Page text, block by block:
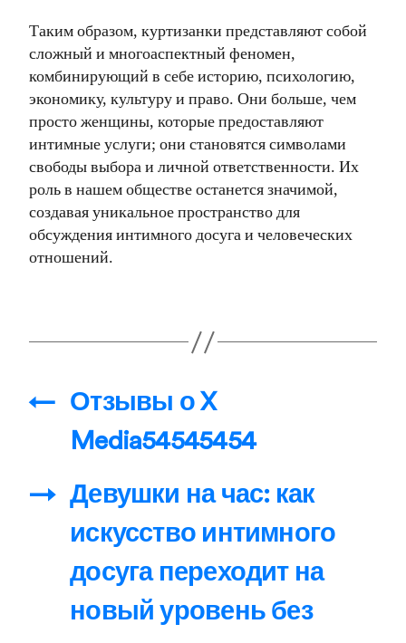
Таким образом, куртизанки представляют собой
сложный и многоаспектный феномен,
комбинирующий в себе историю, психологию,
экономику, культуру и право. Они больше, чем
просто женщины, которые предоставляют
интимные услуги; они становятся символами
свободы выбора и личной ответственности. Их
роль в нашем обществе останется значимой,
создавая уникальное пространство для
обсуждения интимного досуга и человеческих
отношений.
← Отзывы о X
Media54545454
→ Девушки на час: как
искусство интимного
досуга переходит на
новый уровень без